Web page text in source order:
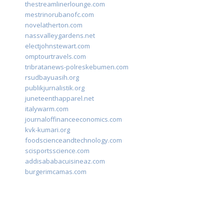
thestreamlinerlounge.com
mestrinorubanofc.com
novelatherton.com
nassvalleygardens.net
electjohnstewart.com
omptourtravels.com
tribratanews-polreskebumen.com
rsudbayuasih.org
publikjurnalistik.org
juneteenthapparel.net
italywarm.com
journaloffinanceeconomics.com
kvk-kumari.org
foodscienceandtechnology.com
scisportsscience.com
addisababacuisineaz.com
burgerimcamas.com